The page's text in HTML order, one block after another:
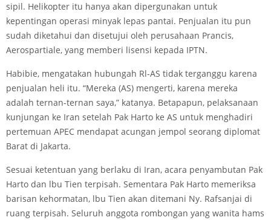
sipil. Helikopter itu hanya akan dipergunakan untuk
kepentingan operasi minyak lepas pantai. Penjualan itu pun
sudah diketahui dan disetujui oleh perusahaan Prancis,
Aerospartiale, yang memberi lisensi kepada IPTN.
Habibie, mengatakan hubungah Rl-AS tidak terganggu karena
penjualan heli itu. “Mereka (AS) mengerti, karena mereka
adalah ternan-ternan saya,” katanya. Betapapun, pelaksanaan
kunjungan ke Iran setelah Pak Harto ke AS untuk menghadiri
pertemuan APEC mendapat acungan jempol seorang diplomat
Barat di Jakarta.
Sesuai ketentuan yang berlaku di Iran, acara penyambutan Pak
Harto dan lbu Tien terpisah. Sementara Pak Harto memeriksa
barisan kehormatan, lbu Tien akan ditemani Ny. Rafsanjai di
ruang terpisah. Seluruh anggota rombongan yang wanita hams